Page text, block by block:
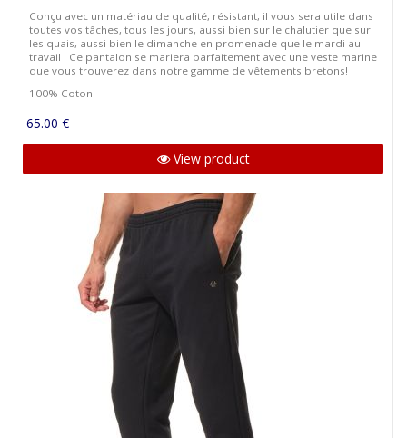
Conçu avec un matériau de qualité, résistant, il vous sera utile dans
toutes vos tâches, tous les jours, aussi bien sur le chalutier que sur
les quais, aussi bien le dimanche en promenade que le mardi au
travail ! Ce pantalon se mariera parfaitement avec une veste marine
que vous trouverez dans notre gamme de vêtements bretons!
100% Coton.
65.00 €
View product